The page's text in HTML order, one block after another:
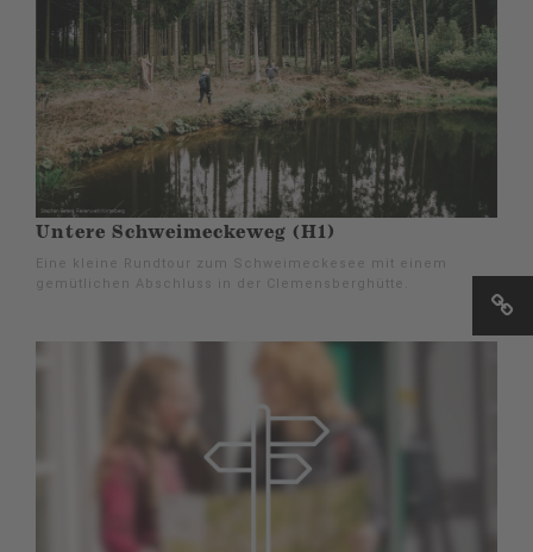
Untere Schweimeckeweg (H1)
Eine kleine Rundtour zum Schweimeckesee mit einem
gemütlichen Abschluss in der Clemensberghütte.